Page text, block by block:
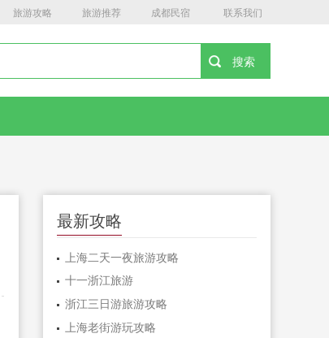
旅游攻略 旅游推荐 成都民宿 联系我们
最新攻略
上海二天一夜旅游攻略
十一浙江旅游
浙江三日游旅游攻略
上海老街游玩攻略